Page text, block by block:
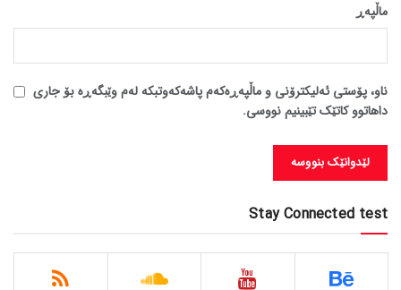
ماڵپه‌ڕ
ناو، پۆستی ئەلیکترۆنی و ماڵپەڕەکەم پاشەکەوتبکە لەم وێبگەڕە بۆ جاری
داهاتوو کاتێک تێبینیم نووسی.
Stay Connected test